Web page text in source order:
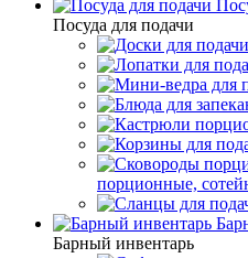
Посуда для подачи
порционные,
Барный инвентарь